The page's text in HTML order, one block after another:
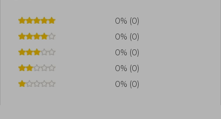
0% (0)
0% (0)
0% (0)
0% (0)
0% (0)